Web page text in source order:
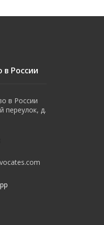
в России
в России
переулок, д.